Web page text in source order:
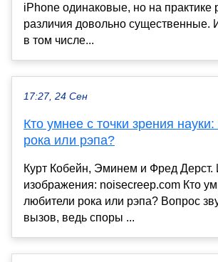
iPhone одинаковые, но на практике
различия довольно существенные.
в том числе...
17:27, 24 Сен
Кто умнее с точки зрения
рока или рэпа?
Курт Кобейн, Эминем и Фред Дерст.
изображения: noisecreep.com Кто
любители рока или рэпа? Вопрос
вызов, ведь споры ...